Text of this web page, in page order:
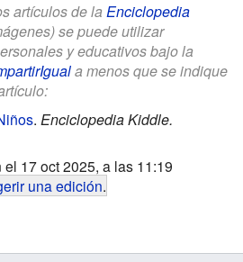
artículos de la Enciclopedia
se puede utilizar
y educativos bajo la
a menos que se indique
. Enciclopedia Kiddle.
17 oct 2025, a las 11:19
una edición.